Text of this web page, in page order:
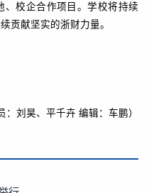
、校企合作项目。学校将持续
贡献坚实的浙财力量。
：刘昊、平千卉 编辑：车鹏）